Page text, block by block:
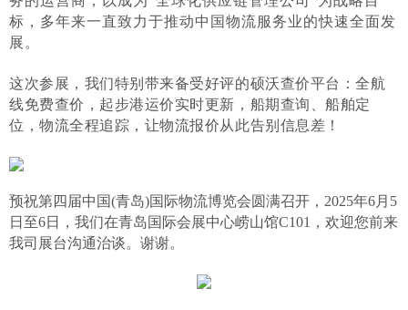
标，多年来一直致力于推动中国物流服务业的快速全面发
展。
这次参展，我们特别带来备受好评的硕沃查价平台：全航
线免费查价，起步港运价实时更新，船期查询、船舶定
位，物流全程追踪，让物流报价从此告别信息差！
预祝第四届中国(青岛)国际物流博览会圆满召开，2025年6月5
日至6日，我们在青岛国际会展中心崂山馆C101，欢迎您前来
我司展台沟通治谈。谢谢。